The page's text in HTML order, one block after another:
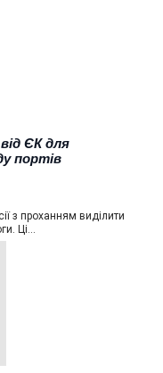
ЄК для
портів
з проханням виділити
Ці…